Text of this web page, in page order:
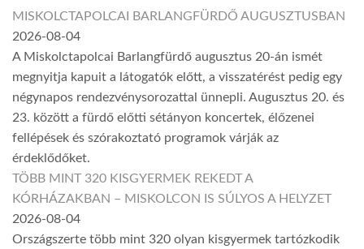
MISKOLCTAPOLCAI BARLANGFÜRDŐ AUGUSZTUSBAN
2026-08-04
A Miskolctapolcai Barlangfürdő augusztus 20-án ismét
megnyitja kapuit a látogatók előtt, a visszatérést pedig egy
négynapos rendezvénysorozattal ünnepli. Augusztus 20. és
23. között a fürdő előtti sétányon koncertek, élőzenei
fellépések és szórakoztató programok várják az
érdeklődőket.
TÖBB MINT 320 KISGYERMEK REKEDT A
KÓRHÁZAKBAN – MISKOLCON IS SÚLYOS A HELYZET
2026-08-04
Országszerte több mint 320 olyan kisgyermek tartózkodik